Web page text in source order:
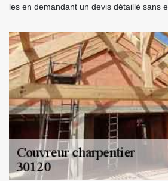
les en demandant un devis détaillé sans